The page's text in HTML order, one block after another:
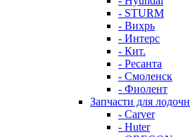
- STURM
- Вихрь
- Интерс
- Кит.
- Ресанта
- Смоленск
- Фиолент
Запчасти для
- Carver
- Huter